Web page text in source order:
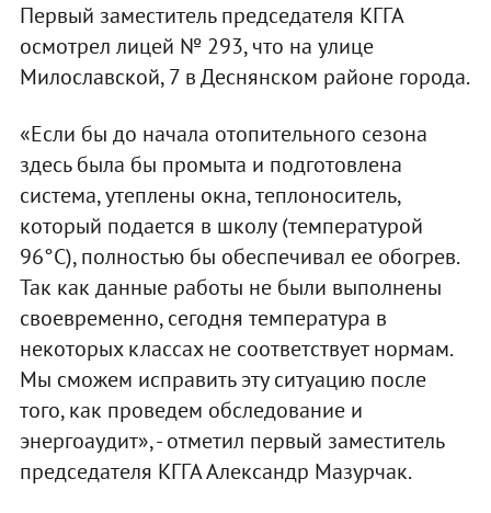
Первый заместитель председателя КГГА
осмотрел лицей № 293, что на улице
Милославской, 7 в Деснянском районе города.
«Если бы до начала отопительного сезона
здесь была бы промыта и подготовлена
система, утеплены окна, теплоноситель,
который подается в школу (температурой
96°С), полностью бы обеспечивал ее обогрев.
Так как данные работы не были выполнены
своевременно, сегодня температура в
некоторых классах не соответствует нормам.
Мы сможем исправить эту ситуацию после
того, как проведем обследование и
энергоаудит», - отметил первый заместитель
председателя КГГА Александр Мазурчак.